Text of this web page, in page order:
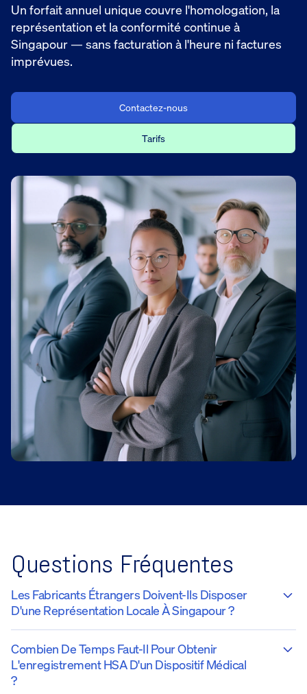
Un forfait annuel unique couvre l'homologation, la
représentation et la conformité continue à
Singapour — sans facturation à l'heure ni factures
imprévues.
Contactez-nous
Tarifs
Questions Fréquentes
Les Fabricants Étrangers Doivent-Ils Disposer
D'une Représentation Locale À Singapour ?
Combien De Temps Faut-Il Pour Obtenir
L'enregistrement HSA D'un Dispositif Médical
?